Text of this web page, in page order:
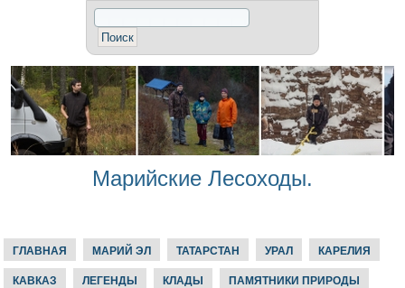
Марийские Лесоходы.
ГЛАВНАЯ МАРИЙ ЭЛ ТАТАРСТАН УРАЛ КАРЕЛИЯ
КАВКАЗ ЛЕГЕНДЫ КЛАДЫ ПАМЯТНИКИ ПРИРОДЫ